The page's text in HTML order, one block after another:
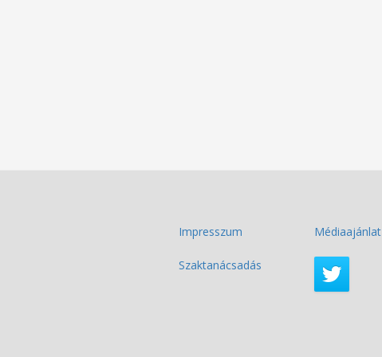
Impresszum Médiaajánlat
Szaktanácsadás